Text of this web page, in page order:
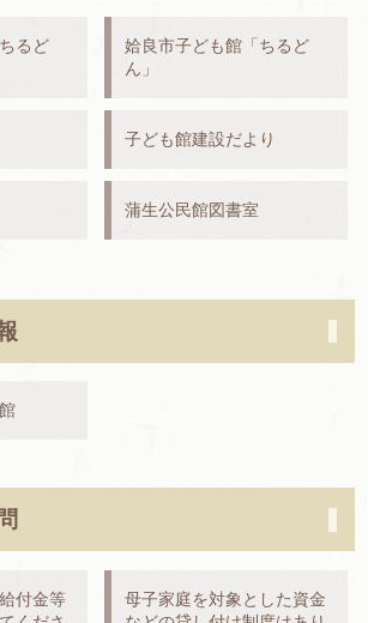
るど
姶良市子ども館「ちるど
ん」
子ども館建設だより
蒲生公民館図書室
付金等
母子家庭を対象とした資金